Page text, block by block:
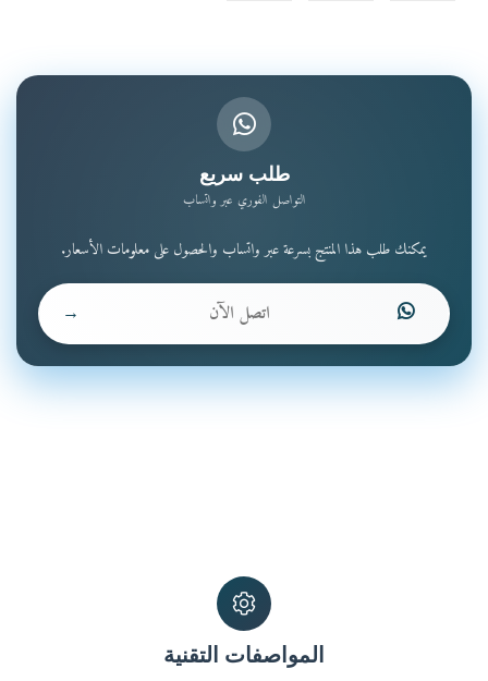
طلب سريع
التواصل الفوري عبر واتساب
يمكنك طلب هذا المنتج بسرعة عبر واتساب والحصول على معلومات الأسعار.
اتصل الآن →
المواصفات التقنية